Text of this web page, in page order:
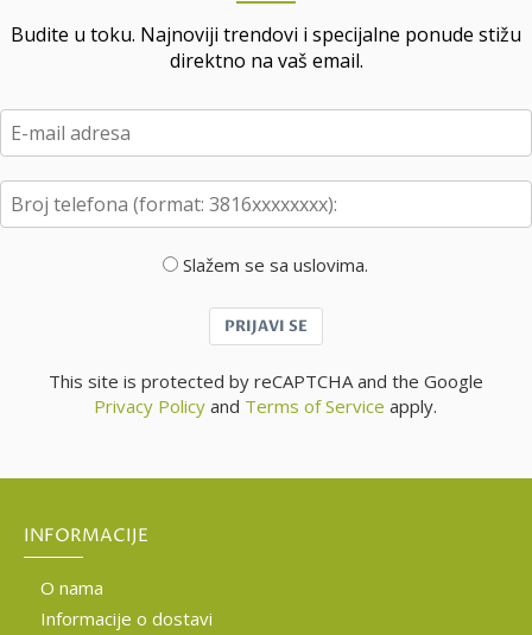
Budite u toku. Najnoviji trendovi i specijalne ponude stižu
direktno na vaš email.
Slažem se sa uslovima.
PRIJAVI SE
This site is protected by reCAPTCHA and the Google
Privacy Policy and Terms of Service apply.
INFORMACIJE
O nama
Informacije o dostavi